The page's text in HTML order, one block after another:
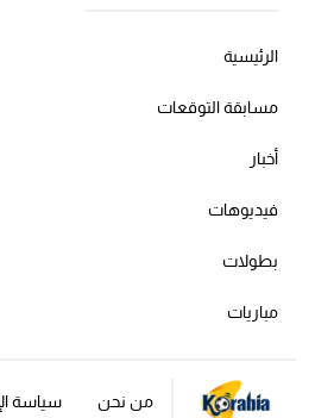
الرئيسية
مسابقة التوقعات
أخبار
فيديوهات
بطولات
مباريات
من نحن سياسة